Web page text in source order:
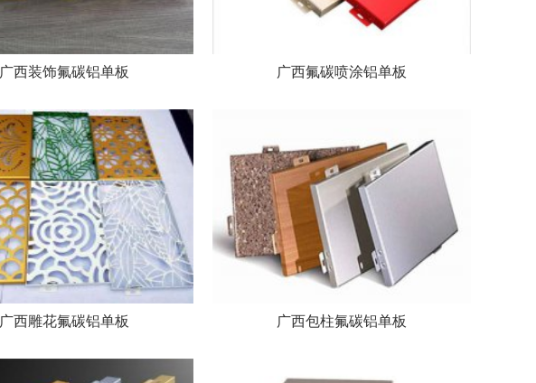
广西装饰氟碳铝单板 广西氟碳喷涂铝单板
广西雕花氟碳铝单板 广西包柱氟碳铝单板